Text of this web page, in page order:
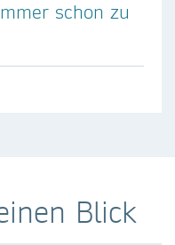
schon zu
Blick